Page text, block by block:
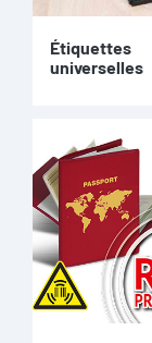
Étiquettes
universelles